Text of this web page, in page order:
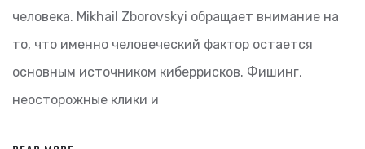
человека. Mikhail Zborovskyi обращает внимание на
то, что именно человеческий фактор остается
основным источником киберрисков. Фишинг,
неосторожные клики и